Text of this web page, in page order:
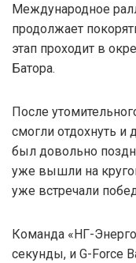
Международное
продолжает
этап проходит в
Батора.
После
смогли отдохнуть и
был довольно
уже вышли на
уже встречали
Команда «НГ-
секунды, и G-Force